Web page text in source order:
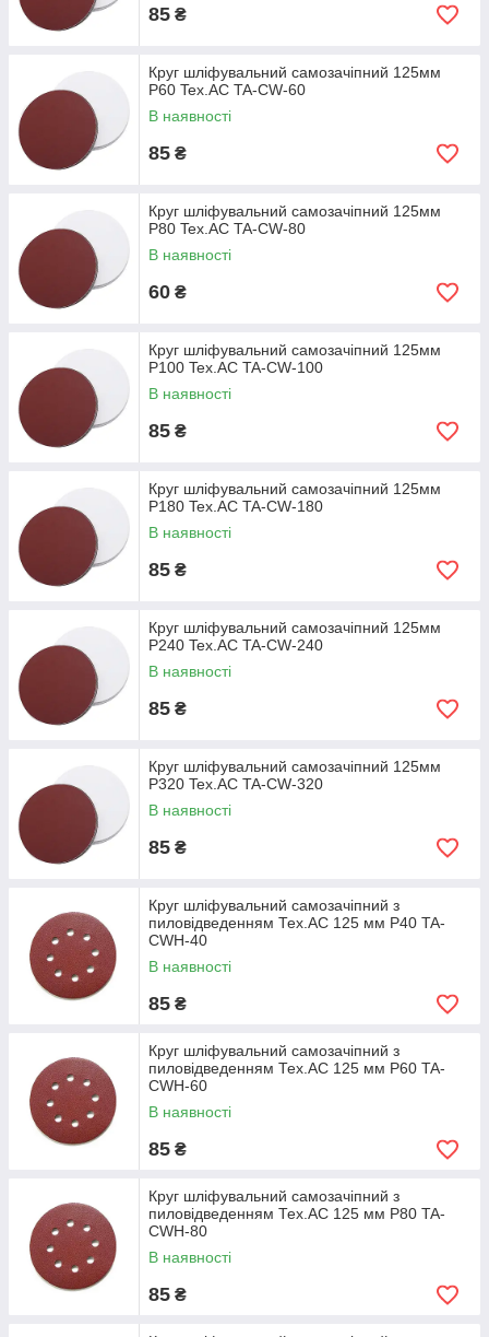
85 ₴
Круг шліфувальний самозачіпний 125мм
Р60 Tex.AC TA-CW-60
В наявності
85 ₴
Круг шліфувальний самозачіпний 125мм
Р80 Tex.AC TA-CW-80
В наявності
60 ₴
Круг шліфувальний самозачіпний 125мм
Р100 Tex.AC TA-CW-100
В наявності
85 ₴
Круг шліфувальний самозачіпний 125мм
Р180 Tex.AC TA-CW-180
В наявності
85 ₴
Круг шліфувальний самозачіпний 125мм
Р240 Tex.AC TA-CW-240
В наявності
85 ₴
Круг шліфувальний самозачіпний 125мм
Р320 Tex.AC TA-CW-320
В наявності
85 ₴
Круг шліфувальний самозачіпний з
пиловідведенням Тех.АС 125 мм Р40 TA-
CWH-40
В наявності
85 ₴
Круг шліфувальний самозачіпний з
пиловідведенням Тех.АС 125 мм Р60 TA-
CWH-60
В наявності
85 ₴
Круг шліфувальний самозачіпний з
пиловідведенням Тех.АС 125 мм Р80 TA-
CWH-80
В наявності
85 ₴